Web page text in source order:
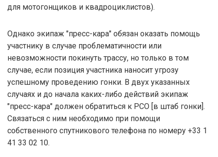
для мотогонщиков и квадроциклистов).
Однако экипаж "пресс-кара" обязан оказать помощь
участнику в случае проблематичности или
невозможности покинуть трассу, но только в том
случае, если позиция участника наносит угрозу
успешному проведению гонки. В двух указанных
случаях и до начала каких-либо действий экипаж
"пресс-кара" должен обратиться к PCO [в штаб гонки].
Связаться с ним необходимо при помощи
собственного спутникового телефона по номеру +33 1
41 33 02 10.